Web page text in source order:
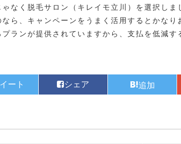
ゃなく脱毛サロン（キレイモ立川）を選択しま
なら、キャンペーンをうまく活用するとかな
プランが提供されていますから、支払を低減す